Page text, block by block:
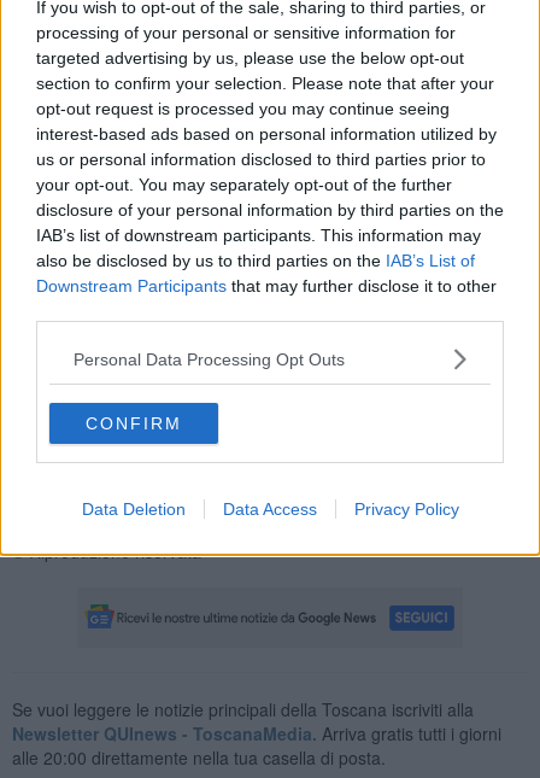
If you wish to opt-out of the sale, sharing to third parties, or
processing of your personal or sensitive information for
targeted advertising by us, please use the below opt-out
section to confirm your selection. Please note that after your
opt-out request is processed you may continue seeing
interest-based ads based on personal information utilized by
us or personal information disclosed to third parties prior to
your opt-out. You may separately opt-out of the further
disclosure of your personal information by third parties on the
IAB’s list of downstream participants. This information may
also be disclosed by us to third parties on the IAB’s List of
Downstream Participants that may further disclose it to other
Personal Data Processing Opt Outs
CONFIRM
Data Deletion Data Access Privacy Policy
a 25, dimostrando quanto equilibrata fosse la preparazione e voglia
di vincere delle due squadre.
"È stata comunque una bella partita - ha commentato il
presidente Andrea Casini- un ulteriore passo in avanti di questa
nostra piccola realtà che ha voluto crederci sin dal 2010 e che ha
dimostrato e sta dimostrando che non esiste un solo sport, ma che
ci possiamo divertire anche con altre disciplinecoinvolgendo in
questo modo, ragazzi ed adulti di tutte le età indifferentemente
dalle proprie capacità sportive. Perché
l’essenziale è divertirsi e
se poi si vince, anche meglio. Orgoglioso di essere il presidente
di questa associazione".
Colombini, coadiuvata in alcuni momenti da Carlo Rizzitelli.
nell’attuale stagione sportiva, l’ASD con l’impegno del consigliere
Gianluca Pietra,è stata promotrice del primo torneo provinciale di
pallavolo misto amatoriale che si è concluso lo scorso 18 maggio
© Riproduzione riservata
Se vuoi leggere le notizie principali della Toscana iscriviti alla
Newsletter QUInews - ToscanaMedia. Arriva gratis tutti i giorni
alle 20:00 direttamente nella tua casella di posta.